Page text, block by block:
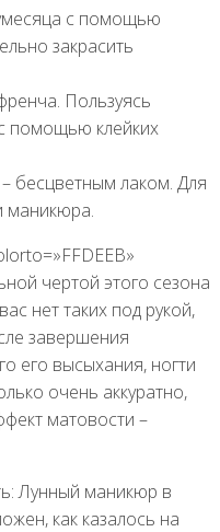
с помощью
закрасить
Пользуясь
помощью клейких
бесцветным лаком. Для
маникюра.
чертой этого сезона
нет таких под рукой,
завершения
его высыхания, ногти
очень аккуратно,
матовости –
Лунный маникюр в
как казалось на